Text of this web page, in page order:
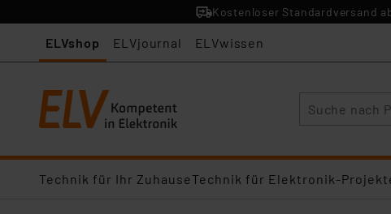
Kostenloser Standardversand
ELVshop ELVjournal ELVwissen
Technik für Ihr ZuhauseTechnik für Elektronik-